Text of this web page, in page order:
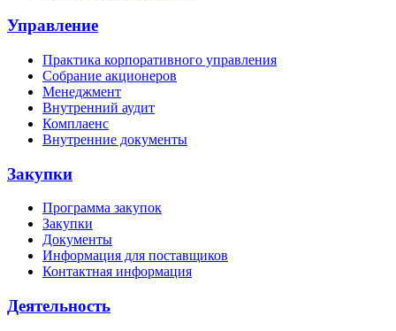
Управление
Практика корпоративного управления
Собрание акционеров
Менеджмент
Внутренний аудит
Комплаенс
Внутренние документы
Закупки
Программа закупок
Закупки
Документы
Информация для поставщиков
Контактная информация
Деятельность